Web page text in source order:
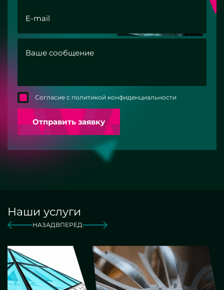
Согласие с политикой конфиденциальности
Отправить заявку
Наши услуги
НАЗАДВПЕРЕД